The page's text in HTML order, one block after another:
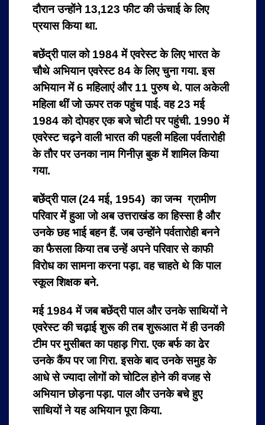
दौरान उन्होंने 13,123 फीट की ऊंचाई के लिए
प्रयास किया था.
बछेंद्री पाल को 1984 में एवरेस्ट के लिए भारत के
चौथे अभियान एवरेस्ट 84 के लिए चुना गया. इस
अभियान में 6 महिलाएं और 11 पुरुष थे. पाल अकेली
महिला थीं जो ऊपर तक पहुंच पाई. वह 23 मई
1984 को दोपहर एक बजे चोटी पर पहुंची. 1990 में
एवरेस्ट चढ़ने वाली भारत की पहली महिला पर्वतारोही
के तौर पर उनका नाम गिनीज़ बुक में शामिल किया
गया.
बछेंद्री पाल (24 मई, 1954) का जन्म ग्रामीण
परिवार में हुआ जो अब उत्तराखंड का हिस्सा है और
उनके छह भाई बहन हैं. जब उन्होंने पर्वतारोही बनने
का फैसला किया तब उन्हें अपने परिवार से काफी
विरोध का सामना करना पड़ा. वह चाहते थे कि पाल
स्कूल शिक्षक बने.
मई 1984 में जब बछेंद्री पाल और उनके साथियों ने
एवरेस्ट की चढ़ाई शुरू की तब शुरूआत में ही उनकी
टीम पर मुसीबत का पहाड़ गिरा. एक बर्फ का ढेर
उनके कैंप पर जा गिरा. इसके बाद उनके समुह के
आधे से ज्यादा लोगों को चोटिल होने की वजह से
अभियान छोड़ना पड़ा. पाल और उनके बचे हुए
साथियों ने यह अभियान पूरा किया.